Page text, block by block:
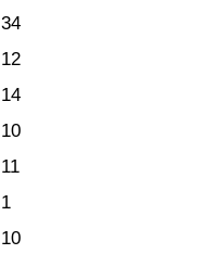
34
12
14
10
11
1
10